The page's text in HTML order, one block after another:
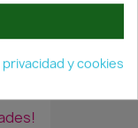
y cookies